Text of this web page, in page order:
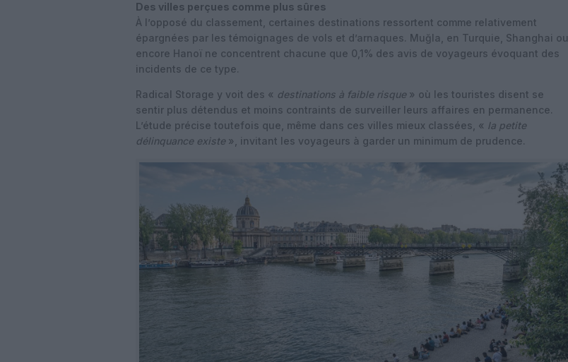
Des villes perçues comme plus sûres
À l’opposé du classement, certaines destinations ressortent comme relativement
épargnées par les témoignages de vols et d’arnaques. Muğla, en Turquie, Shanghai ou
encore Hanoï ne concentrent chacune que 0,1% des avis de voyageurs évoquant des
incidents de ce type.
Radical Storage y voit des « destinations à faible risque » où les touristes disent se
sentir plus détendus et moins contraints de surveiller leurs affaires en permanence.
L’étude précise toutefois que, même dans ces villes mieux classées, « la petite
délinquance existe », invitant les voyageurs à garder un minimum de prudence.